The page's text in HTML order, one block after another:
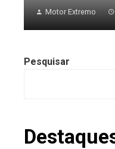
Motor Extremo
Pesquisar